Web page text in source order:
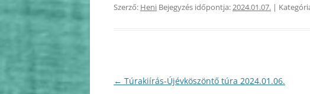
Szerző: Heni Bejegyzés időpontja:2024.01.07. |
Bejegyzés
← Túrakiírás-Újévköszöntő túra 2024.01.06.